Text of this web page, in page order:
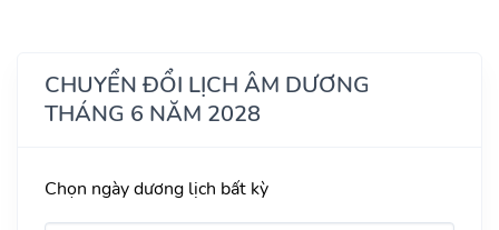
CHUYỂN ĐỔI LỊCH ÂM DƯƠNG
THÁNG 6 NĂM 2028
Chọn ngày dương lịch bất kỳ